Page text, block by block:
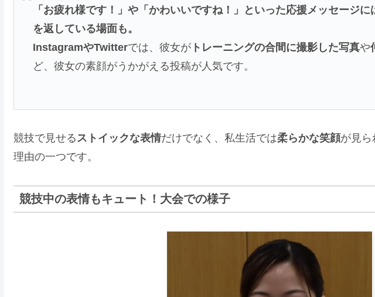
「お疲れ様です！」や「かわいいですね！」といった応援メッセージ
を返している場面も。
InstagramやTwitterでは、彼女が トレーニングの合間に撮影した写真や
ど、彼女の素顔がうかがえる投稿が人気です。
競技で見せるストイックな表情だけでなく、私生活では柔らかな笑顔が見ら
理由の一つです。
競技中の表情もキュート！大会での様子